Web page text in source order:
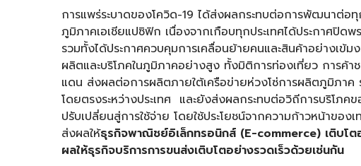
การแพร่ระบาดของโควิด-19 ได้ส่งผลกระทบต่อการพัฒนาต่อทุก
ภูมิภาคเอเชียแปซิฟิก เนื่องจากเกือบทุกประเทศได้ประกาศปิดพ
รวมทั้งได้ประกาศควบคุมการเคลื่อนย้ายคนและสินค้าอย่างเข้
ผลิตและบริโภคในภูมิภาคอย่างสูง ทั้งมิติการท่องเที่ยว การค้า
แดน ส่งผลต่อการผลิตภายใต้เครือข่ายห่วงโซ่การผลิตภูมิภาค
โดยตรงระหว่างประเทศ และยังส่งผลกระทบต่อวิถีการบริโภค
ปรับเปลี่ยนสู่การใช้จ่าย โดยใช้ประโยชน์จากความก้าวหน้าของ
ส่งผลให้ธุรกิจพาณิชย์อิเล็กทรอนิกส์ (E-commerce) เติบโต
ผลให้ธุรกิจบริการการขนส่งเติบโตอย่างรวดเร็วด้วยเช่นกัน